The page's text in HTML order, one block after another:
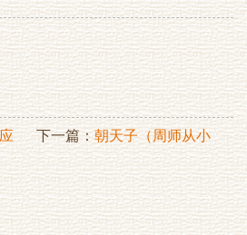
下一篇：朝天子（周师从小
阁）